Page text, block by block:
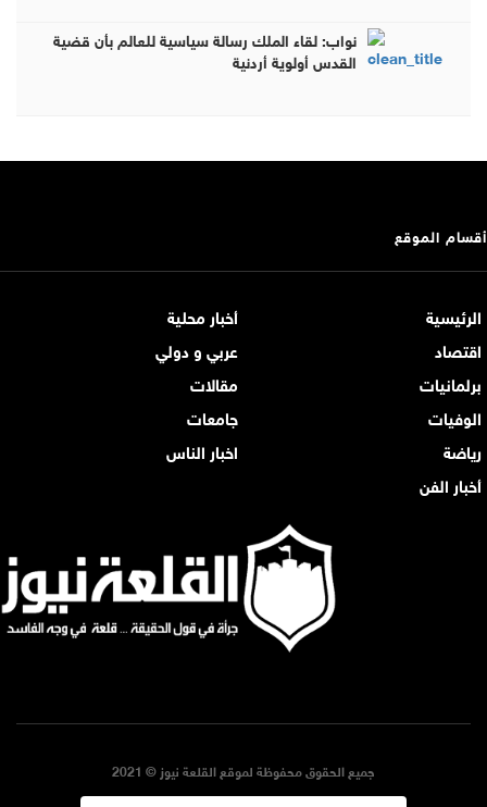
نواب: لقاء الملك رسالة سياسية للعالم بأن قضية
القدس أولوية أردنية
أقسام الموقع
الرئيسية
أخبار محلية
اقتصاد
عربي و دولي
برلمانيات
مقالات
الوفيات
جامعات
رياضة
اخبار الناس
أخبار الفن
جميع الحقوق محفوظة لموقع القلعة نيوز © 2021